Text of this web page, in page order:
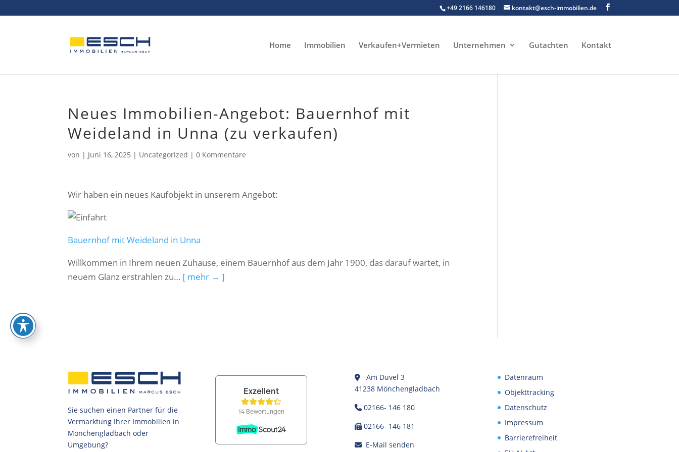
to
+49 2166 146180 kontakt@esch-immobilien.de
Home Immobilien Verkaufen+Vermieten Unternehmen Gutachten Kontakt
Neues Immobilien-Angebot: Bauernhof mit
Weideland in Unna (zu verkaufen)
von | Juni 16, 2025 | Uncategorized |0 Kommentare
Wir haben ein neues Kaufobjekt in unserem Angebot:
Bauernhof mit Weideland in Unna
Willkommen in Ihrem neuen Zuhause, einem Bauernhof aus dem Jahr 1900, das darauf wartet, in
neuem Glanz erstrahlen zu… [ mehr → ]
Sie suchen einen Partner für die
Vermarktung Ihrer Immobilien in
Mönchengladbach oder
Umgebung?
Am Düvel 3
41238 Mönchengladbach
02166- 146 180
02166- 146 181
E-Mail senden
Datenraum
Objekttracking
Datenschutz
Impressum
Barrierefreiheit